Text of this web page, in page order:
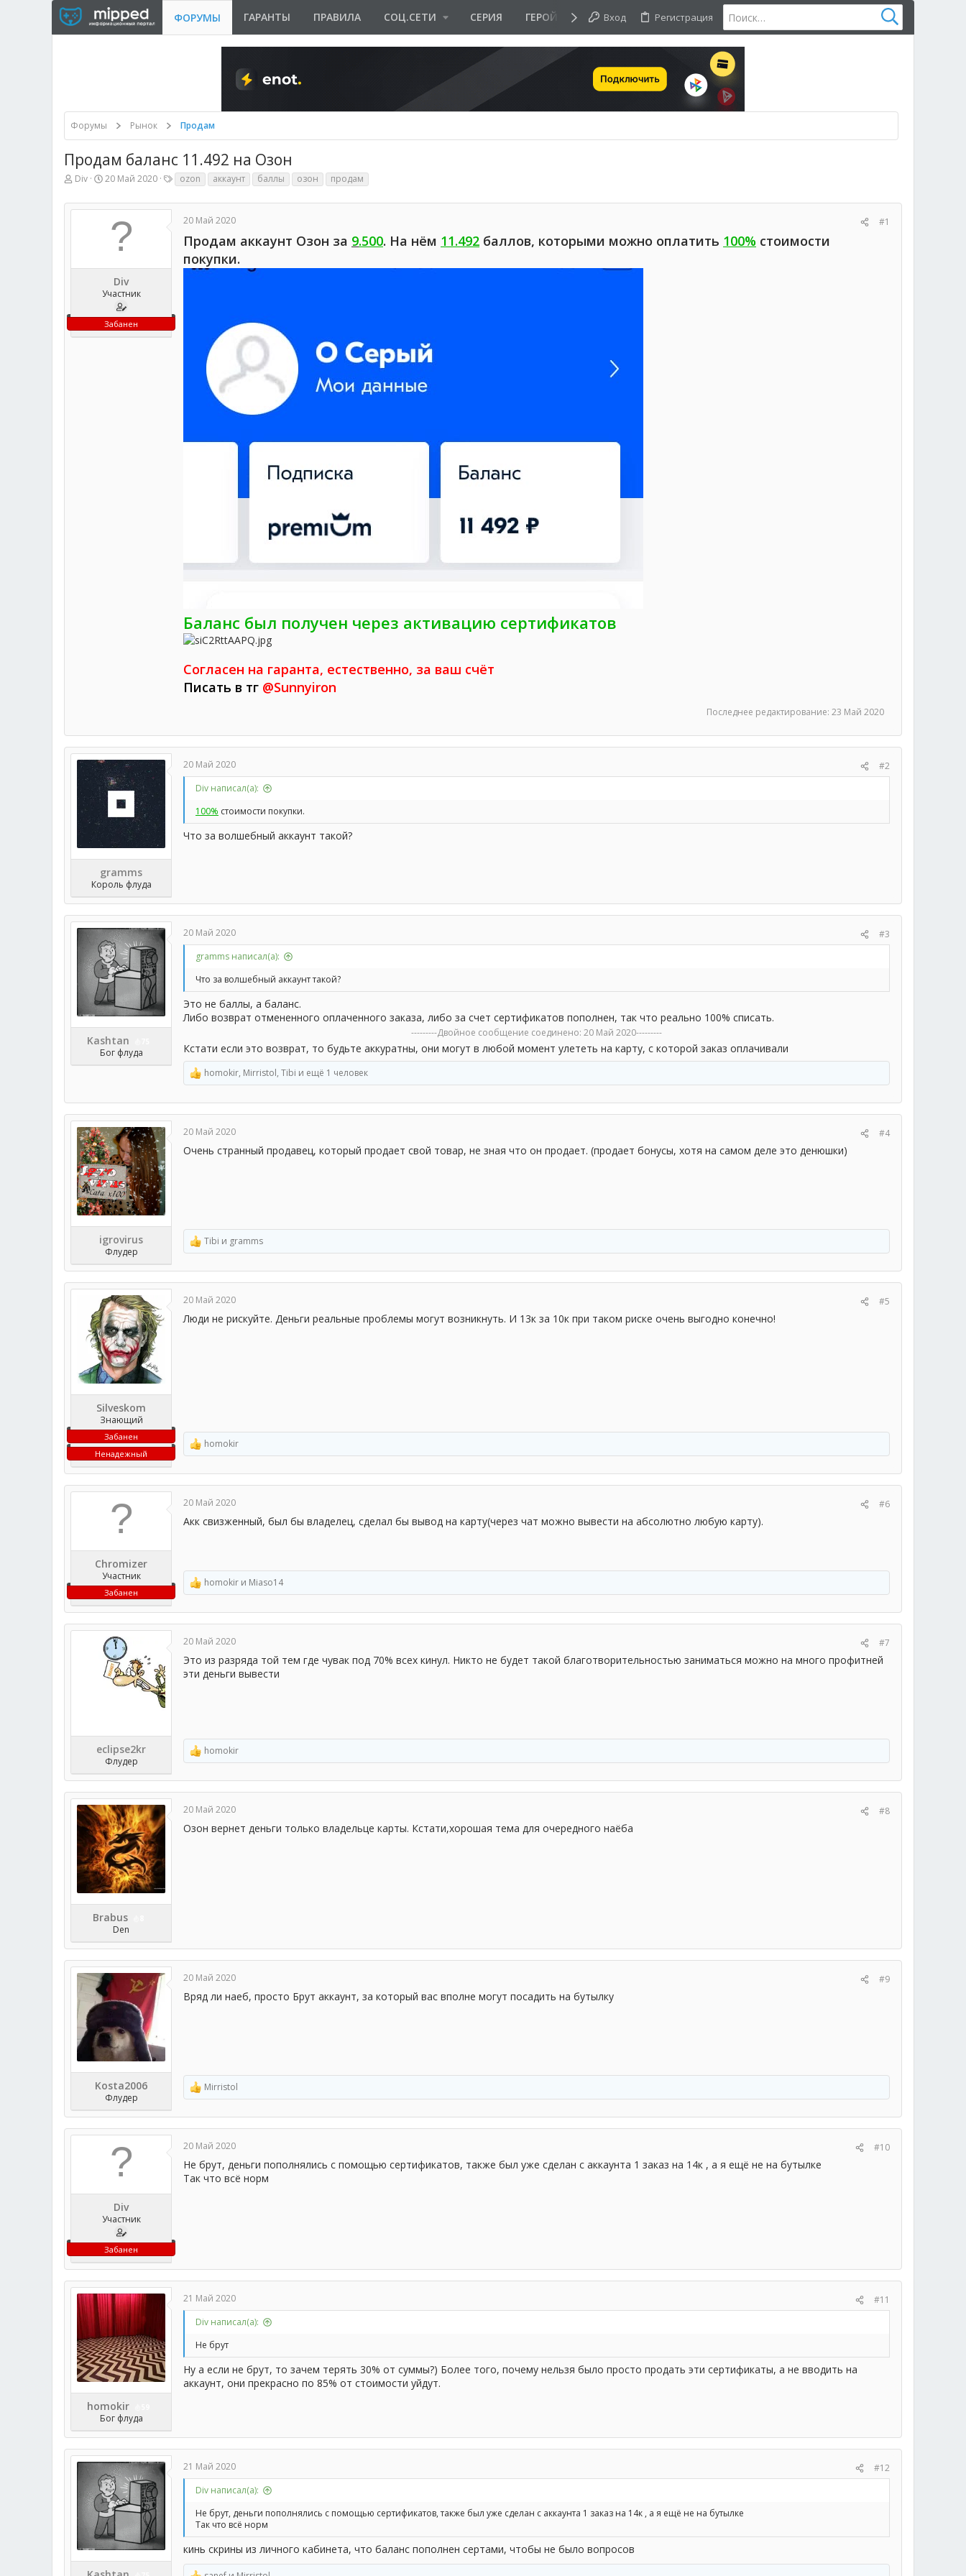
ФОРУМЫ ГАРАНТЫ ПРАВИЛА СОЦ.СЕТИ СЕРИЯ ГЕРОЙ ДНЯ Вход Регистрация
Форумы Рынок Продам
Продам баланс 11.492 на Озон
А
т
о
ы
Div
Д
т
а
л
20 Май 2020
Т
е
г
ozon аккаунт баллы озон продам
Div
Участник
Забанен
20 Май 2020 #1
Продам аккаунт Озон за 9.500. На нём 11.492 баллов, которыми можно оплатить 100% стоимости
покупки.
Баланс был получен через активацию сертификатов
Согласен на гаранта, естественно, за ваш счёт
Писать в тг @Sunnyiron
Последнее редактирование: 23 Май 2020
gramms
Король флуда
20 Май 2020
#2
Div написал(а):
100% стоимости покупки.
Что за волшебный аккаунт такой?
Kashtan
Бог флуда
20 Май 2020
#3
gramms написал(а):
Что за волшебный аккаунт такой?
Это не баллы, а баланс.
Либо возврат отмененного оплаченного заказа, либо за счет сертификатов пополнен, так что реально 100% списать.
---------Двойное сообщение соединено: 20 Май 2020---------
Кстати если это возврат, то будьте аккуратны, они могут в любой момент улететь на карту, с которой заказ оплачивали
Р
е
а
к
и
и
homokir, Mirristol, Tibi и ещё 1 человек
igrovirus
Флудер
20 Май 2020 #4
Очень странный продавец, который продает свой товар, не зная что он продает. (продает бонусы, хотя на самом деле это денюшки)
Р
е
а
к
и
и
:
Tibi и gramms
Silveskom
Знающий
Забанен
Ненадежный
20 Май 2020 #5
Люди не рискуйте. Деньги реальные проблемы могут возникнуть. И 13к за 10к при таком риске очень выгодно конечно!
Р
е
а
к
и
и
:
homokir
Chromizer
Участник
Забанен
20 Май 2020 #6
Акк свизженный, был бы владелец, сделал бы вывод на карту(через чат можно вывести на абсолютно любую карту).
Р
е
а
к
и
и
homokir и Miaso14
eclipse2kr
Флудер
20 Май 2020 #7
Это из разряда той тем где чувак под 70% всех кинул. Никто не будет такой благотворительностью заниматься можно на много профитней
эти деньги вывести
Р
е
а
к
и
и
homokir
Brabus
Den
20 Май 2020 #8
Озон вернет деньги только владельце карты. Кстати,хорошая тема для очередного наёба
Kosta2006
Флудер
20 Май 2020 #9
Вряд ли наеб, просто Брут аккаунт, за который вас вполне могут посадить на бутылку
Р
е
а
к
и
и
:
Mirristol
Div
Участник
Забанен
20 Май 2020 #10
Не брут, деньги пополнялись с помощью сертификатов, также был уже сделан с аккаунта 1 заказ на 14к , а я ещё не на бутылке
Так что всё норм
homokir
Бог флуда
21 Май 2020
#11
Div написал(а):
Не брут
Ну а если не брут, то зачем терять 30% от суммы?) Более того, почему нельзя было просто продать эти сертификаты, а не вводить на
аккаунт, они прекрасно по 85% от стоимости уйдут.
21 Май 2020
#12
Div написал(а):
Не брут, деньги пополнялись с помощью сертификатов, также был уже сделан с аккаунта 1 заказ на 14к , а я ещё не на бутылке
Так что всё норм
кинь скрины из личного кабинета, что баланс пополнен сертами, чтобы не было вопросов